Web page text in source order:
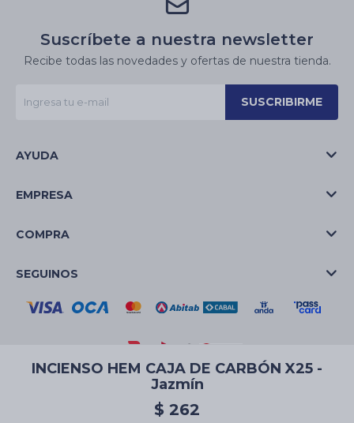
INCIENSO HEM CAJA DE CARBÓN X25 -
Jazmín
$ 262
Suscríbete a nuestra newsletter
Recibe todas las novedades y ofertas de nuestra tienda.
SUSCRIBIRME
AYUDA
EMPRESA
COMPRA
SEGUINOS
© Copyright 2026 / La Casa de las Velas